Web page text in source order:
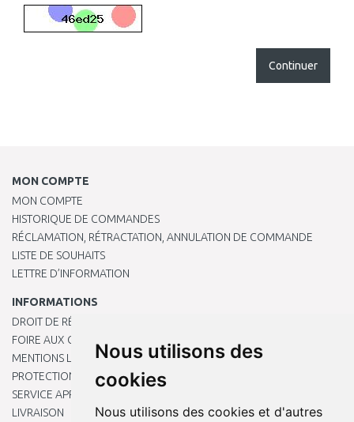
Nous utilisons des
cookies
Nous utilisons des cookies et d'autres
Continuer
MON COMPTE
MON COMPTE
HISTORIQUE DE COMMANDES
RÉCLAMATION, RÉTRACTATION, ANNULATION DE COMMANDE
LISTE DE SOUHAITS
LETTRE D’INFORMATION
INFORMATIONS
DROIT DE RÉTRACTATION
FOIRE AUX QUESTIONS
MENTIONS LÉGALES
PROTECTION DES DONNÉES PERSONNELLES
SERVICE APRÈS-VENTE
LIVRAISON